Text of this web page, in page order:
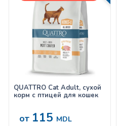
QUATTRO Cat Adult, сухой
корм с птицей для кошек
от 115 MDL